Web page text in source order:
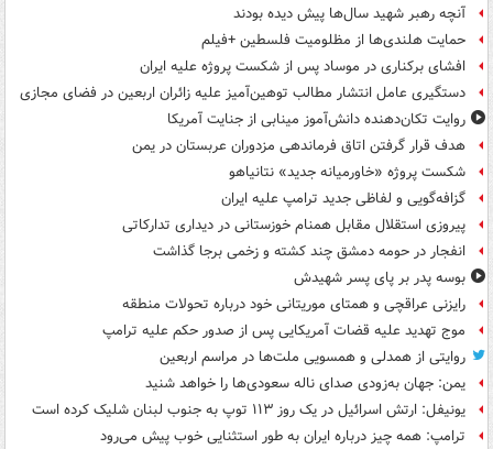
آنچه رهبر شهید سال‌ها پیش دیده بودند
حمایت هلندی‌ها از مظلومیت فلسطین +فیلم
افشای برکناری در موساد پس از شکست پروژه علیه ایران
دستگیری عامل انتشار مطالب توهین‌آمیز علیه زائران اربعین در فضای مجازی
روایت تکان‌دهنده دانش‌آموز مینابی از جنایت آمریکا
هدف قرار گرفتن اتاق‌ فرماندهی مزدوران عربستان در یمن
شکست پروژه «خاورمیانه جدید» نتانیاهو
گزافه‌گویی و لفاظی جدید ترامپ علیه ایران
پیروزی استقلال مقابل همنام خوزستانی در دیداری تدارکاتی
انفجار در حومه دمشق چند کشته و زخمی برجا گذاشت
بوسه‌ پدر بر پای پسر شهیدش
رایزنی عراقچی و همتای موریتانی خود درباره تحولات منطقه
موج تهدید علیه قضات آمریکایی پس از صدور حکم علیه ترامپ
روایتی از همدلی و همسویی ملت‌ها در مراسم اربعین
یمن: جهان به‌زودی صدای ناله سعودی‌ها را خواهد شنید
یونیفل: ارتش اسرائیل در یک روز ۱۱۳ توپ به جنوب لبنان شلیک کرده است
ترامپ: همه چیز درباره ایران به طور استثنایی خوب پیش می‌رود